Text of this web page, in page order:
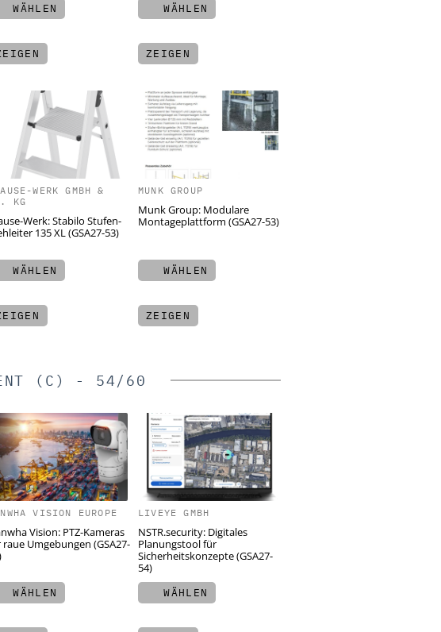
WÄHLEN WÄHLEN
ZEIGEN
WERK GMBH &
KG
Werk: Stabilo Stufen-
135 XL (GSA27-53)
WÄHLEN
MUNK GROUP
Munk Group: Modulare
Montageplattform (GSA27-53)
WÄHLEN
ZEIGEN
(C) - 54/60
VISION EUROPE
Vision: PTZ-Kameras
Umgebungen (GSA27-
WÄHLEN
LIVEYE GMBH
NSTR.security: Digitales
Planungstool für
Sicherheitskonzepte (GSA27-
54)
WÄHLEN